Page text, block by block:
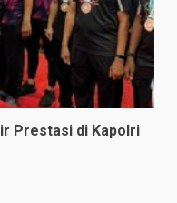
Prestasi di Kapolri